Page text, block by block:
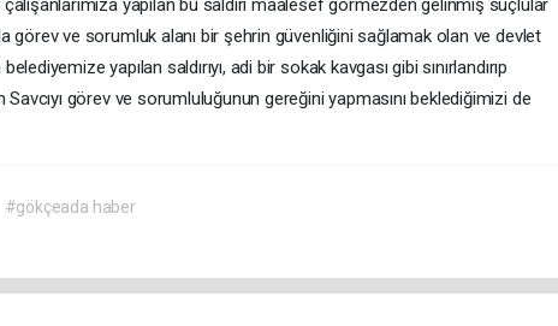
yapılan bu saldırı maalesef görmezden gelinmiş suçlular
görev ve sorumluk alanı bir şehrin güvenliğini sağlamak olan ve devlet
yapılan saldırıyı, adi bir sokak kavgası gibi sınırlandırıp
Savcıyı görev ve sorumluluğunun gereğini yapmasını beklediğimizi de
#gökçeada haber